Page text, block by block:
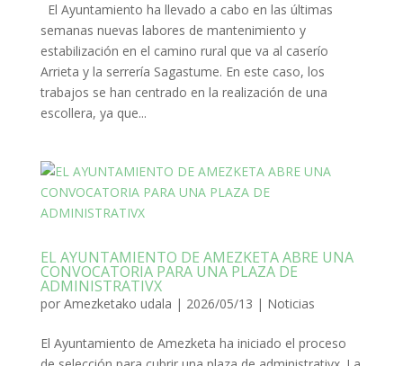
El Ayuntamiento ha llevado a cabo en las últimas
semanas nuevas labores de mantenimiento y
estabilización en el camino rural que va al caserío
Arrieta y la serrería Sagastume. En este caso, los
trabajos se han centrado en la realización de una
escollera, ya que...
EL AYUNTAMIENTO DE AMEZKETA ABRE UNA
CONVOCATORIA PARA UNA PLAZA DE
ADMINISTRATIVX
por Amezketako udala | 2026/05/13 | Noticias
El Ayuntamiento de Amezketa ha iniciado el proceso